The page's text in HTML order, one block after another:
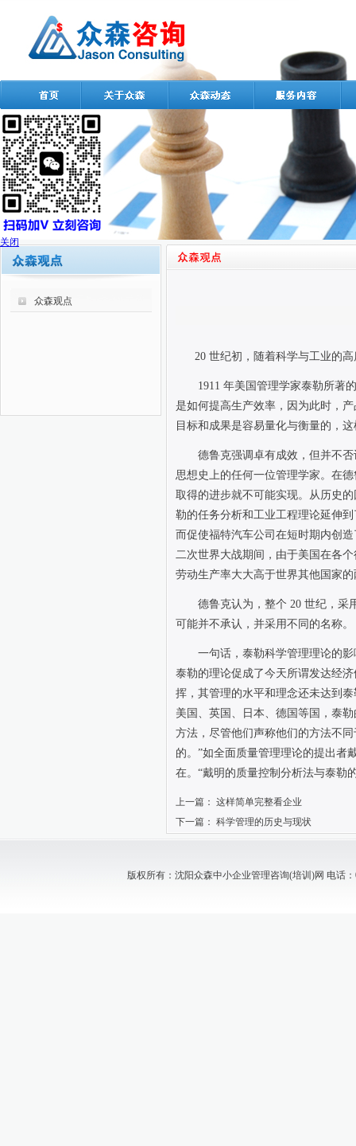
众森观点
20 世纪初，随着科学与工业的
1911 年美国管理学家泰勒所著
是如何提高生产效率，因为此时，
目标和成果是容易量化与衡量的，
德鲁克强调卓有成效，但并不
思想史上的任何一位管理学家。在
取得的进步就不可能实现。从历史
勒的任务分析和工业工程理论延伸
而促使福特汽车公司在短时期内创
二次世界大战期间，由于美国在各
劳动生产率大大高于世界其他国家
德鲁克认为，整个 20 世纪，采
可能并不承认，并采用不同的名称。
一句话，泰勒科学管理理论的
泰勒的理论促成了今天所谓发达经
挥，其管理的水平和理念还未达到
美国、英国、日本、德国等国，泰
方法，尽管他们声称他们的方法不
的。”如全面质量管理理论的提出者
在。“戴明的质量控制分析法与泰勒
上一篇： 这样简单完整看企业
下一篇： 科学管理的历史与现状
版权所有：沈阳众森中小企业管理咨询(培训)网 电话：
关闭